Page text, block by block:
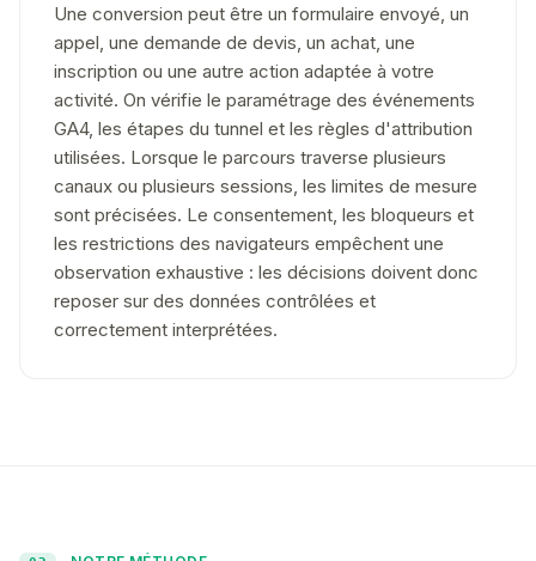
Une conversion peut être un formulaire envoyé, un
appel, une demande de devis, un achat, une
inscription ou une autre action adaptée à votre
activité. On vérifie le paramétrage des événements
GA4, les étapes du tunnel et les règles d'attribution
utilisées. Lorsque le parcours traverse plusieurs
canaux ou plusieurs sessions, les limites de mesure
sont précisées. Le consentement, les bloqueurs et
les restrictions des navigateurs empêchent une
observation exhaustive : les décisions doivent donc
reposer sur des données contrôlées et
correctement interprétées.